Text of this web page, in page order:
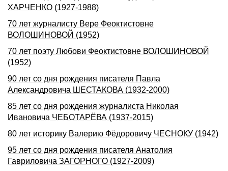
ХАРЧЕHКО (1927-1988)
70 лет журналисту Вере Феоктистовне
ВОЛОШИНОВОЙ (1952)
70 лет поэту Любови Феоктистовне ВОЛОШИНОВОЙ
(1952)
90 лет со дня рождения писателя Павла
Александровича ШЕСТАКОВА (1932-2000)
85 лет со дня рождения журналиста Николая
Ивановича ЧЕБОТАРЁВА (1937-2015)
80 лет историку Валерию Фёдоровичу ЧЕСНОКУ (1942)
95 лет со дня рождения писателя Анатолия
Гавриловича ЗАГОРHОГО (1927-2009)